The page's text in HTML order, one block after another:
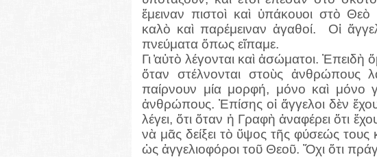
ἔμειναν πιστοὶ καὶ ὑπάκουοι στὸ
καλὸ καὶ παρέμειναν ἀγαθοί.
Οἱ
πνεύματα ὅπως εἴπαμε.
Γι ̓αὐτὸ λέγονται καὶ ἀσώματοι. Ἐπειδὴ
ὅταν στέλνονται στοὺς ἀνθρώπους
παίρνουν μία μορφή, μόνο καὶ μόνο
ἀνθρώπους. Ἐπίσης οἱ ἄγγελοι δὲν
λέγει, ὅτι ὅταν ἡ Γραφὴ ἀναφέρει ὅτι
νὰ μᾶς δείξει τὸ ὕψος τῆς φύσεώς τους
ὡς ἀγγελιοφόροι τοῦ Θεοῦ. Ὄχι ὅτι